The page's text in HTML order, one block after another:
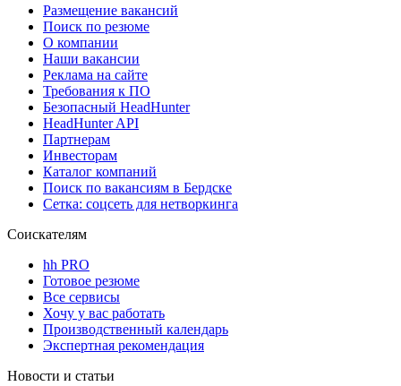
Размещение вакансий
Поиск по резюме
О компании
Наши вакансии
Реклама на сайте
Требования к ПО
Безопасный HeadHunter
HeadHunter API
Партнерам
Инвесторам
Каталог компаний
Поиск по вакансиям в Бердске
Сетка: соцсеть для нетворкинга
Соискателям
hh PRO
Готовое резюме
Все сервисы
Хочу у вас работать
Производственный календарь
Экспертная рекомендация
Новости и статьи